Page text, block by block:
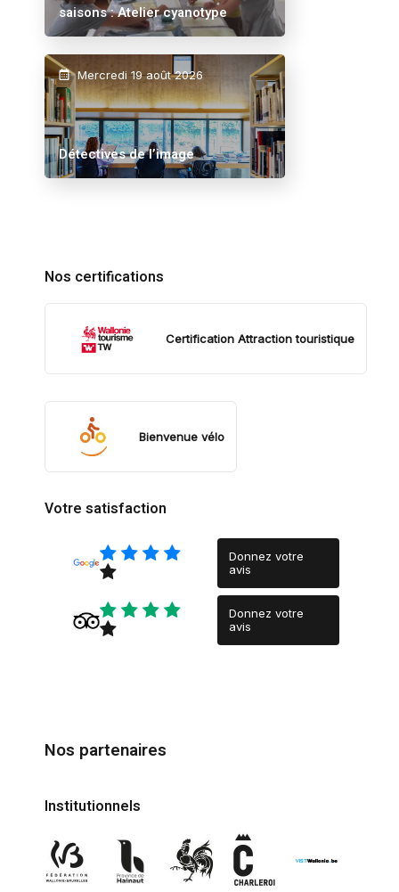
saisons : Atelier cyanotype
Mercredi 19 août 2026
Détectives de l’image
Nos certifications
Certification Attraction touristique
Bienvenue vélo
Votre satisfaction
Donnez votre
avis
Donnez votre
avis
Nos partenaires
Institutionnels